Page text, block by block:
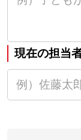
現在の担当